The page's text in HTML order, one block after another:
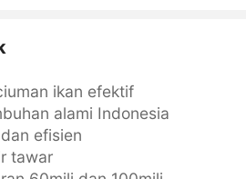
ikan efektif
alami Indonesia
efisien
tawar